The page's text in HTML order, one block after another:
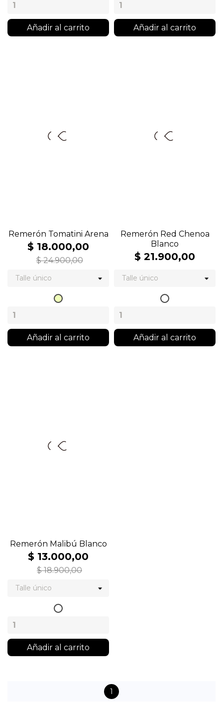
Añadir al carrito Añadir al carrito
Remerón Tomatini Arena
$ 18.000,00
$ 24.900,00
Arena
Añadir al carrito
Remerón Red Chenoa
Blanco
$ 21.900,00
Blanco
Añadir al carrito
Remerón Malibú Blanco
$ 13.000,00
$ 18.900,00
Blanco
Añadir al carrito
1